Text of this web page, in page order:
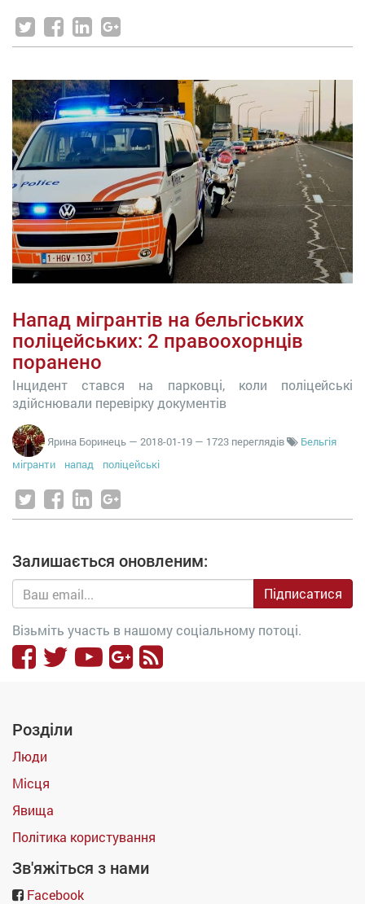
Напад мігрантів на бельгіських
поліцейських: 2 правоохорнців
поранено
Інцидент стався на парковці, коли поліцейські
здійснювали перевірку документів
Ярина Боринець — 2018-01-19 — 1723 переглядів
Бельгія
мігранти
напад поліцейські
Залишається оновленим:
Підписатися
Візьміть участь в нашому соціальному потоці.
Розділи
Люди
Місця
Явища
Політика користування
Зв'яжіться з нами
Facebook